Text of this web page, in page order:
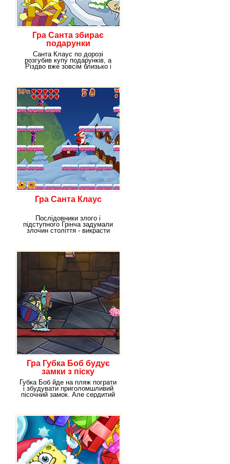
Гра Санта збирає
подарунки
Санта Клаус по дорозі
розгубив купу подарунків, а
Різдво вже зовсім близько і
Гра Санта Клаус
Послідовники злого і
підступного Грінча задумали
злочин століття - викрасти
Гра Губка Боб будує
замки з піску
Губка Боб йде на пляж пограти
і збудувати приголомшливий
пісочний замок. Але сердитий